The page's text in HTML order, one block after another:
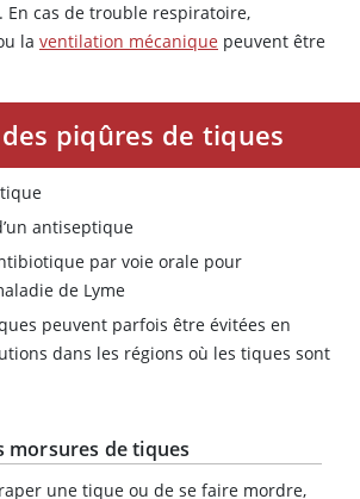
En cas de trouble respiratoire,
la ventilation mécanique peuvent être
piqûres de tiques
antiseptique
par voie orale pour
de Lyme
peuvent parfois être évitées en
dans les régions où les tiques sont
morsures de tiques
une tique ou de se faire mordre,